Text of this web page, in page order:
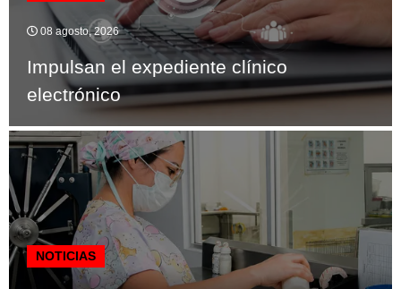
08 agosto, 2026
Impulsan el expediente clínico
electrónico
NOTICIAS